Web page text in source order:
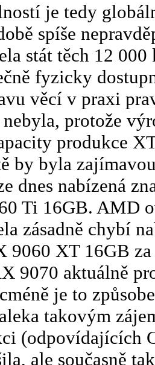
je tedy
spíše
stát těch 12
fyzicky
věcí v praxi
nebyla, protože
produkce
by byla
dnes nabízená
Ti 16GB. AMD
zásadně chybí
9060 XT 16GB
9070 aktuálně
je to
takovým
(odpovídajících
ale současně